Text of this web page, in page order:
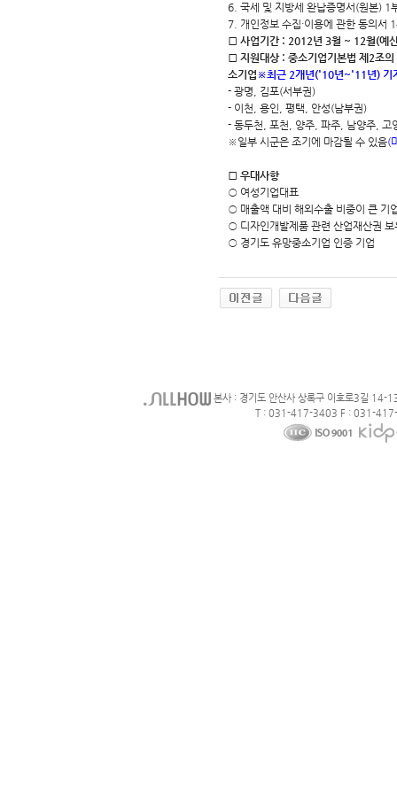
6. 국세 및 지방세 완납증명서(원본) 1
7. 개인정보 수집·이용에 관한 동의서
□ 사업기간 : 2012년 3월 ~ 12월(예
□ 지원대상 : 중소기업기본법 제2조
소기업※최근 2개년('10년~'11년) 기
- 광명, 김포(서부권)
- 이천, 용인, 평택, 안성(남부권)
- 동두천, 포천, 양주, 파주, 남양주, 고
※일부 시군은 조기에 마감될 수 있음(
□ 우대사항
○ 여성기업대표
○ 매출액 대비 해외수출 비중이 큰 기
○ 디자인개발제품 관련 산업재산권 보
○ 경기도 유망중소기업 인증 기업
본사 : 경기도 안산사 상록구 이호로3길 14-
T : 031-417-3403 F : 031-